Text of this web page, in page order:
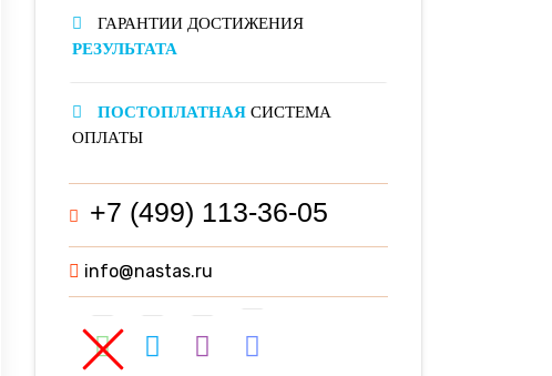
ГАРАНТИИ ДОСТИЖЕНИЯ
РЕЗУЛЬТАТА
ПОСТОПЛАТНАЯ СИСТЕМА
ОПЛАТЫ
+7 (499) 113-36-05
info@nastas.ru